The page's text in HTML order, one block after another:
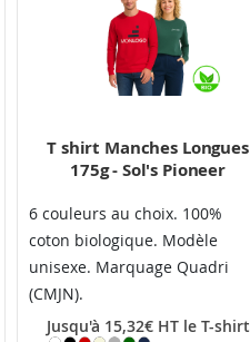
T shirt Manches Longues
175g - Sol's Pioneer
6 couleurs au choix. 100%
coton biologique. Modèle
unisexe. Marquage Quadri
(CMJN).
Jusqu'à 15,32€ HT le T-shirt